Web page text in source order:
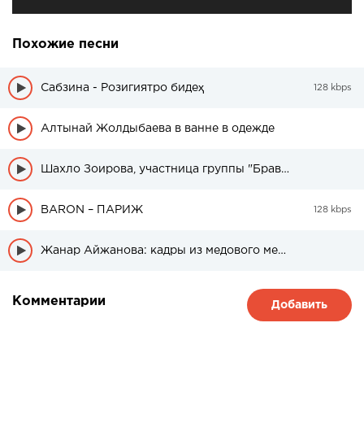
Похожие песни
Сабзина - Розигиятро бидеҳ 128 kbps
Алтынай Жолдыбаева в ванне в одежде
Шахло Зоирова, участница группы "Браво" была в свадебном платье
BARON – ПАРИЖ 128 kbps
Жанар Айжанова: кадры из медового месяца дочери
Комментарии Добавить